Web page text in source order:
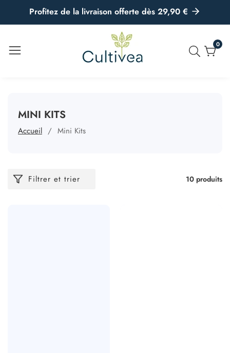
Profitez de la livraison offerte dès 29,90 €
00
COLLECTION:
MINI KITS
Accueil Mini Kits
Filtrer et trier 10 produits